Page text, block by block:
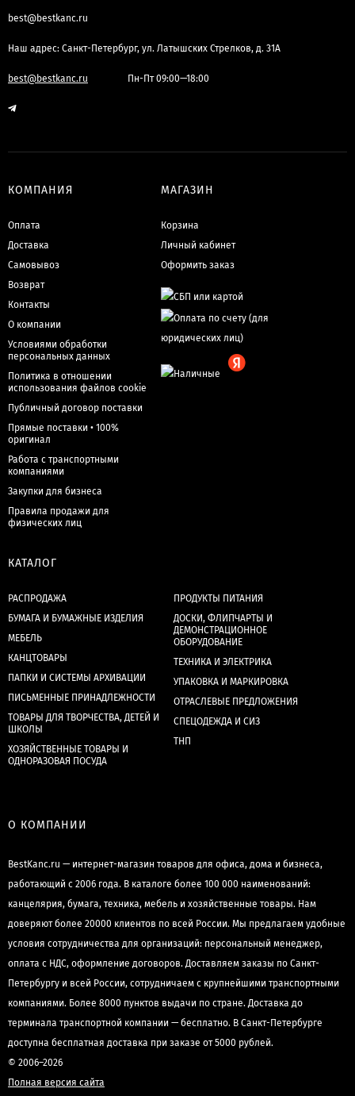
best@bestkanc.ru
Наш адрес: Санкт-Петербург, ул. Латышских Стрелков, д. 31А
best@bestkanc.ru Пн-Пт 09:00—18:00
КОМПАНИЯ
Оплата
Доставка
Самовывоз
Возврат
Контакты
О компании
Условиями обработки
персональных данных
Политика в отношении
использования файлов cookie
Публичный договор поставки
Прямые поставки • 100%
оригинал
Работа с транспортными
компаниями
Закупки для бизнеса
Правила продажи для
физических лиц
МАГАЗИН
Корзина
Личный кабинет
Оформить заказ
КАТАЛОГ
РАСПРОДАЖА
БУМАГА И БУМАЖНЫЕ ИЗДЕЛИЯ
МЕБЕЛЬ
КАНЦТОВАРЫ
ПАПКИ И СИСТЕМЫ АРХИВАЦИИ
ПИСЬМЕННЫЕ ПРИНАДЛЕЖНОСТИ
ТОВАРЫ ДЛЯ ТВОРЧЕСТВА, ДЕТЕЙ И
ШКОЛЫ
ХОЗЯЙСТВЕННЫЕ ТОВАРЫ И
ОДНОРАЗОВАЯ ПОСУДА
ПРОДУКТЫ ПИТАНИЯ
ДОСКИ, ФЛИПЧАРТЫ И
ДЕМОНСТРАЦИОННОЕ
ОБОРУДОВАНИЕ
ТЕХНИКА И ЭЛЕКТРИКА
УПАКОВКА И МАРКИРОВКА
ОТРАСЛЕВЫЕ ПРЕДЛОЖЕНИЯ
СПЕЦОДЕЖДА И СИЗ
ТНП
О КОМПАНИИ
BestKanc.ru — интернет-магазин товаров для офиса, дома и бизнеса,
работающий с 2006 года. В каталоге более 100 000 наименований:
канцелярия, бумага, техника, мебель и хозяйственные товары. Нам
доверяют более 20000 клиентов по всей России. Мы предлагаем удобные
условия сотрудничества для организаций: персональный менеджер,
оплата с НДС, оформление договоров. Доставляем заказы по Санкт-
Петербургу и всей России, сотрудничаем с крупнейшими транспортными
компаниями. Более 8000 пунктов выдачи по стране. Доставка до
терминала транспортной компании — бесплатно. В Санкт-Петербурге
доступна бесплатная доставка при заказе от 5000 рублей.
© 2006–2026
Полная версия сайта